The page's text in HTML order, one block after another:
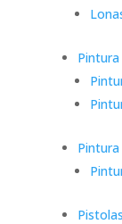
Pintura